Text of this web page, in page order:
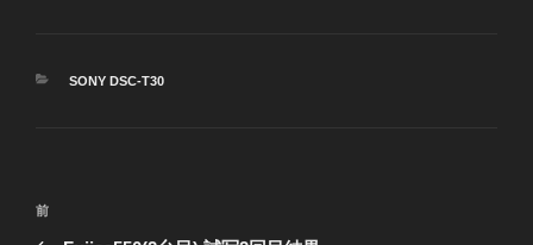
カ
SONY DSC-T30
投
前
の
前